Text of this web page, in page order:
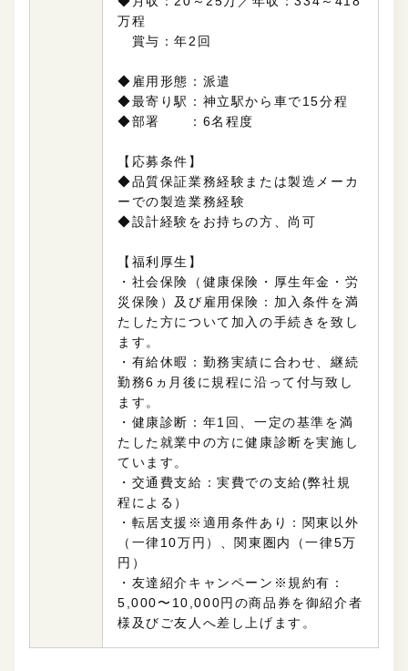
万程
賞与：年2回
◆雇用形態：派遣
◆最寄り駅：神立駅から車で15分程
◆部署 ：6名程度
【応募条件】
◆品質保証業務経験または製造メーカ
ーでの製造業務経験
◆設計経験をお持ちの方、尚可
【福利厚生】
・社会保険（健康保険・厚生年金・労
災保険）及び雇用保険：加入条件を満
たした方について加入の手続きを致し
ます。
・有給休暇：勤務実績に合わせ、継続
勤務6ヵ月後に規程に沿って付与致し
ます。
・健康診断：年1回、一定の基準を満
たした就業中の方に健康診断を実施し
ています。
・交通費支給：実費での支給(弊社規
程による）
・転居支援※適用条件あり：関東以外
（一律10万円）、関東圏内（一律5万
円）
・友達紹介キャンペーン※規約有：
5,000〜10,000円の商品券を御紹介者
様及びご友人へ差し上げます。